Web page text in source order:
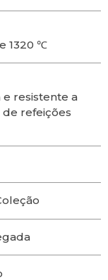
1320 ℃
resistente a
de refeições